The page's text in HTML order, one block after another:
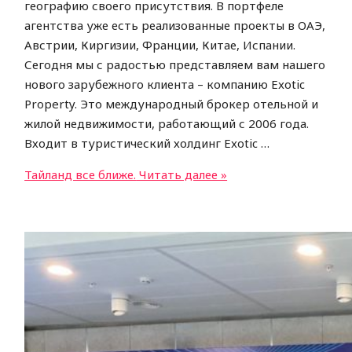
географию своего присутствия. В портфеле
агентства уже есть реализованные проекты в ОАЭ,
Австрии, Киргизии, Франции, Китае, Испании.
Сегодня мы с радостью представляем вам нашего
нового зарубежного клиента – компанию Exotic
Property. Это международный брокер отельной и
жилой недвижимости, работающий с 2006 года.
Входит в туристический холдинг Exotic …
Тайланд все ближе. Читать далее »